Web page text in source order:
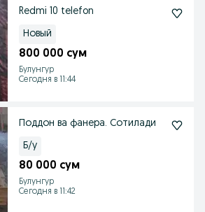
Redmi 10 telefon
Новый
800 000 сум
Булунгур
Сегодня в 11:44
Поддон ва фанера. Сотилади
Б/у
80 000 сум
Булунгур
Сегодня в 11:42